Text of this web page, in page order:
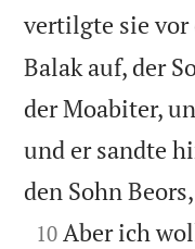
vertilgte sie vor
Balak auf, der
der Moabiter,
und er sandte
den Sohn

10 Aber ich